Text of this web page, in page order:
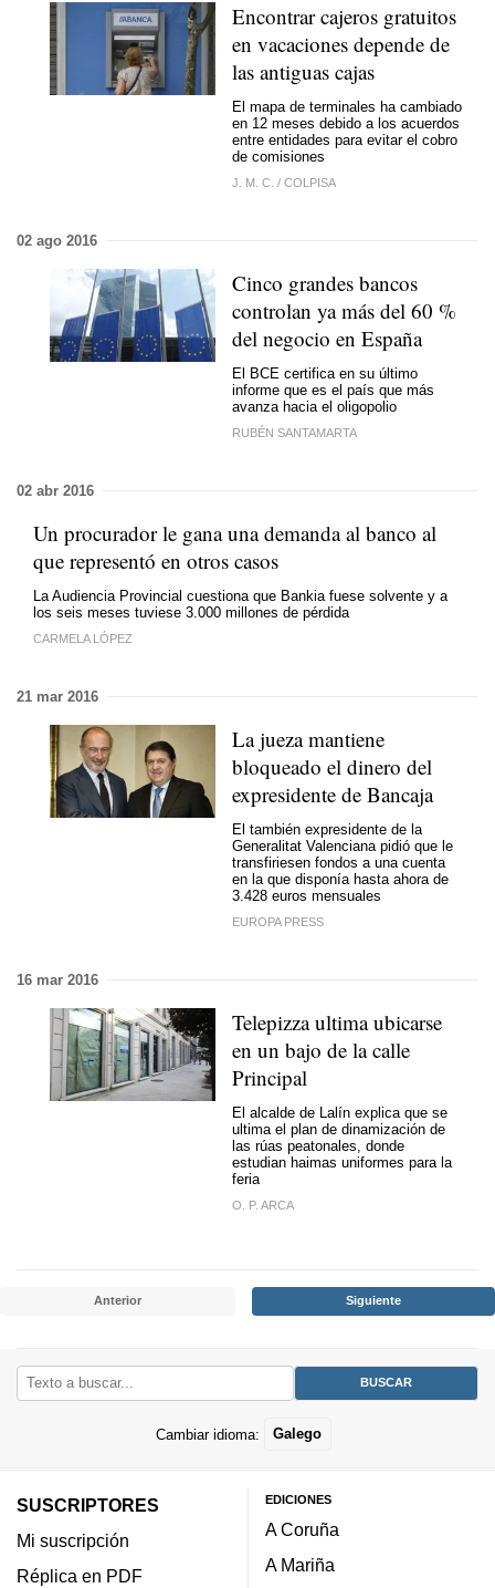
Encontrar cajeros gratuitos
en vacaciones depende de
las antiguas cajas
El mapa de terminales ha cambiado
en 12 meses debido a los acuerdos
entre entidades para evitar el cobro
de comisiones
J. M. C. / COLPISA
02 ago 2016
Cinco grandes bancos
controlan ya más del 60 %
del negocio en España
El BCE certifica en su último
informe que es el país que más
avanza hacia el oligopolio
RUBÉN SANTAMARTA
02 abr 2016
Un procurador le gana una demanda al banco al
que representó en otros casos
La Audiencia Provincial cuestiona que Bankia fuese solvente y a
los seis meses tuviese 3.000 millones de pérdida
CARMELA LÓPEZ
21 mar 2016
La jueza mantiene
bloqueado el dinero del
expresidente de Bancaja
El también expresidente de la
Generalitat Valenciana pidió que le
transfiriesen fondos a una cuenta
en la que disponía hasta ahora de
3.428 euros mensuales
EUROPA PRESS
16 mar 2016
Telepizza ultima ubicarse
en un bajo de la calle
Principal
El alcalde de Lalín explica que se
ultima el plan de dinamización de
las rúas peatonales, donde
estudian haimas uniformes para la
feria
O. P. ARCA
Anterior Siguiente
Cambiar idioma: Galego
SUSCRIPTORES
Mi suscripción
Réplica en PDF
EDICIONES
A Coruña
A Mariña